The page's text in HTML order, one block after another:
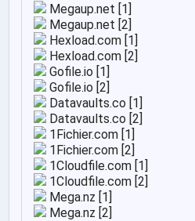
Megaup.net [1]
Megaup.net [2]
Hexload.com [1]
Hexload.com [2]
Gofile.io [1]
Gofile.io [2]
Datavaults.co [1]
Datavaults.co [2]
1Fichier.com [1]
1Fichier.com [2]
1Cloudfile.com [1]
1Cloudfile.com [2]
Mega.nz [1]
Mega.nz [2]